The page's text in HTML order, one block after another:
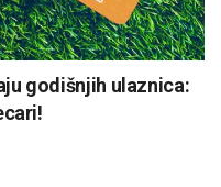
godišnjih ulaznica: